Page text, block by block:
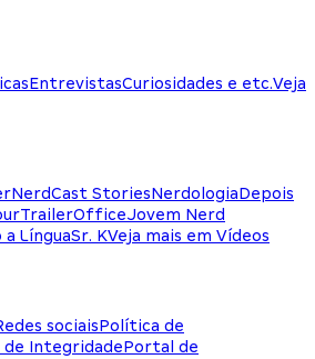
EntrevistasCuriosidades e etc.Veja
NerdCast StoriesNerdologiaDepois
TrailerOfficeJovem Nerd
a LínguaSr. KVeja mais em Vídeos
sociaisPolítica de
de IntegridadePortal de